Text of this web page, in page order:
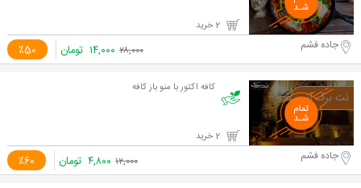
٪50 جاده فشم ۲۸,۰۰۰ ۱۴,۰۰۰ تومان
کافه اکتور با منو باز کافه
٪60 جاده فشم ۱۲,۰۰۰ ۴,۸۰۰ تومان